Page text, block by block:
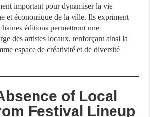
important pour dynamiser la vie
et économique de la ville. Ils expriment
éditions permettront une
des artistes locaux, renforçant ainsi la
espace de créativité et de diversité
of Local
Festival Lineup